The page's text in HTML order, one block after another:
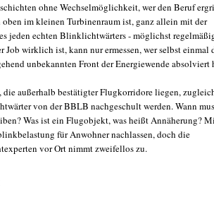
ohne Wechselmöglichkeit, wer den Beruf
im kleinen Turbinenraum ist, ganz allein mit der
jeden echten Blinklichtwärters - möglichst
Job wirklich ist, kann nur ermessen, wer selbst einmal
unbekannten Front der Energiewende absolviert
die außerhalb bestätigter Flugkorridore liegen,
von der BBLB nachgeschult werden. Wann
Was ist ein Flugobjekt, was heißt Annäherung?
für Anwohner nachlassen, doch die
vor Ort nimmt zweifellos zu.